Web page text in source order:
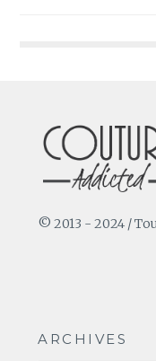
© 2013 - 2024 /
ARCHIVES